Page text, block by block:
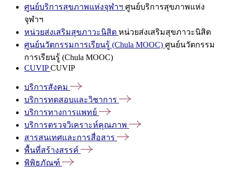
ศูนย์บริการสุขภาพแห่งจุฬาฯ ศูนย์บริการสุขภาพแห่ง
จุฬาฯ
หน่วยส่งเสริมสุขภาวะนิสิต หน่วยส่งเสริมสุขภาวะนิสิต
ศูนย์นวัตกรรมการเรียนรู้ (Chula MOOC) ศูนย์นวัตกรรม
การเรียนรู้ (Chula MOOC)
CUVIPCUVIP
บริการสังคม
บริการทดสอบและวิชาการ
บริการทางการแพทย์
บริการตรวจวิเคราะห์คุณภาพ
สารสนเทศและการสื่อสาร
พื้นที่สร้างสรรค์
พิพิธภัณฑ์